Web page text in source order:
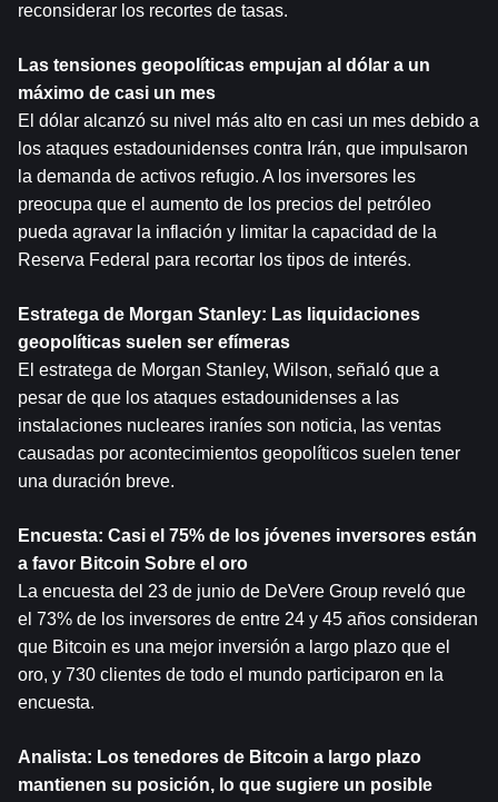
reconsiderar los recortes de tasas.
Las tensiones geopolíticas empujan al dólar a un
máximo de casi un mes
El dólar alcanzó su nivel más alto en casi un mes debido a
los ataques estadounidenses contra Irán, que impulsaron
la demanda de activos refugio. A los inversores les
preocupa que el aumento de los precios del petróleo
pueda agravar la inflación y limitar la capacidad de la
Reserva Federal para recortar los tipos de interés.
Estratega de Morgan Stanley: Las liquidaciones
geopolíticas suelen ser efímeras
El estratega de Morgan Stanley, Wilson, señaló que a
pesar de que los ataques estadounidenses a las
instalaciones nucleares iraníes son noticia, las ventas
causadas por acontecimientos geopolíticos suelen tener
una duración breve.
Encuesta: Casi el 75% de los jóvenes inversores están
a favor Bitcoin Sobre el oro
La encuesta del 23 de junio de DeVere Group reveló que
el 73% de los inversores de entre 24 y 45 años consideran
que Bitcoin es una mejor inversión a largo plazo que el
oro, y 730 clientes de todo el mundo participaron en la
encuesta.
Analista: Los tenedores de Bitcoin a largo plazo
mantienen su posición, lo que sugiere un posible